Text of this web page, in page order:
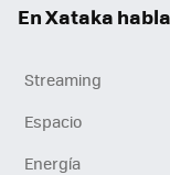
En Xataka
Streaming
Espacio
Energía